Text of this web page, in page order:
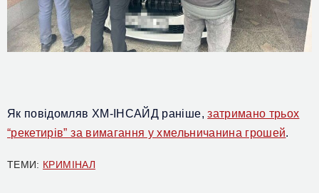
Як повідомляв ХМ-ІНСАЙД раніше,затримано трьох
“рекетирів” за вимагання у хмельничанина грошей.
ТЕМИ: КРИМІНАЛ